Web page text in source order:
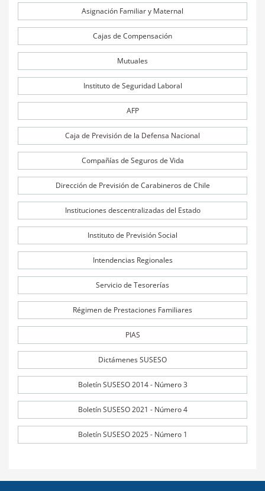
Asignación Familiar y Maternal
Cajas de Compensación
Mutuales
Instituto de Seguridad Laboral
AFP
Caja de Previsión de la Defensa Nacional
Compañías de Seguros de Vida
Dirección de Previsión de Carabineros de Chile
Instituciones descentralizadas del Estado
Instituto de Previsión Social
Intendencias Regionales
Servicio de Tesorerías
Régimen de Prestaciones Familiares
PIAS
Dictámenes SUSESO
Boletín SUSESO 2014 - Número 3
Boletín SUSESO 2021 - Número 4
Boletín SUSESO 2025 - Número 1